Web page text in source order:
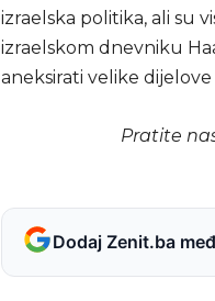
izraelska politika, ali su
izraelskom dnevniku
aneksirati velike
Pratite
Dodaj Zenit.ba